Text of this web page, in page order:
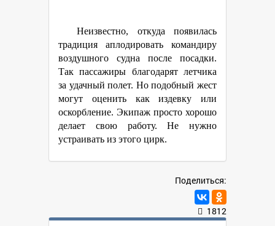
Неизвестно, откуда появилась
традиция аплодировать командиру
воздушного судна после посадки.
Так пассажиры благодарят летчика
за удачный полет. Но подобный жест
могут оценить как издевку или
оскорбление. Экипаж просто хорошо
делает свою работу. Не нужно
устраивать из этого цирк.
Поделиться:
1812